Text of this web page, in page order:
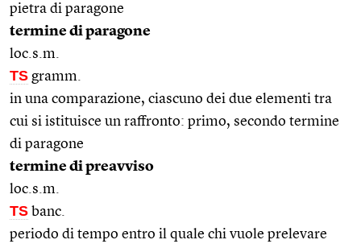
pietra di paragone
termine di paragone
loc.s.m.
TS gramm.
in una comparazione, ciascuno dei due elementi tra
cui si istituisce un raffronto: primo, secondo termine
di paragone
termine di preavviso
loc.s.m.
TS banc.
periodo di tempo entro il quale chi vuole prelevare